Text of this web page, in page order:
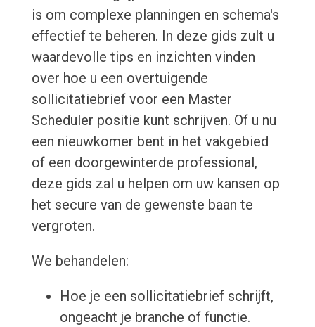
is om complexe planningen en schema's
effectief te beheren. In deze gids zult u
waardevolle tips en inzichten vinden
over hoe u een overtuigende
sollicitatiebrief voor een Master
Scheduler positie kunt schrijven. Of u nu
een nieuwkomer bent in het vakgebied
of een doorgewinterde professional,
deze gids zal u helpen om uw kansen op
het secure van de gewenste baan te
vergroten.
We behandelen:
Hoe je een sollicitatiebrief schrijft,
ongeacht je branche of functie.